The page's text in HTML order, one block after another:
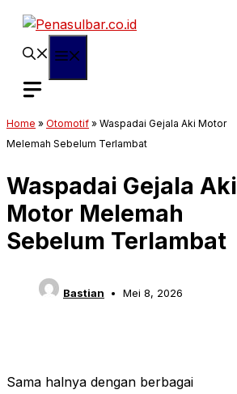
Langsung
Home » Otomotif » Waspadai Gejala Aki Motor
Melemah Sebelum Terlambat
Waspadai Gejala Aki
Motor Melemah
Sebelum Terlambat
Bastian Mei 8, 2026
Sama halnya dengan berbagai